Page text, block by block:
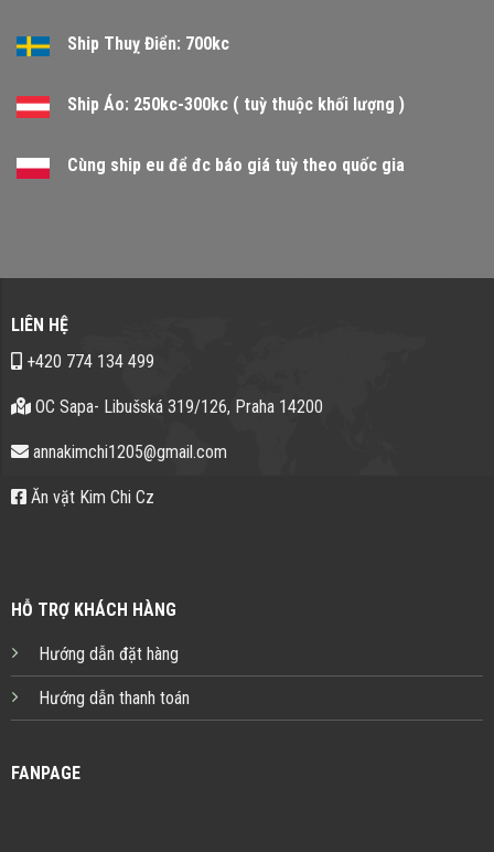
Ship Thuỵ Điển: 700kc
Ship Áo: 250kc-300kc ( tuỳ thuộc khối lượng )
Cùng ship eu để đc báo giá tuỳ theo quốc gia
LIÊN HỆ
+420 774 134 499
OC Sapa- Libušská 319/126, Praha 14200
annakimchi1205@gmail.com
Ăn vặt Kim Chi Cz
HỖ TRỢ KHÁCH HÀNG
Hướng dẫn đặt hàng
Hướng dẫn thanh toán
FANPAGE